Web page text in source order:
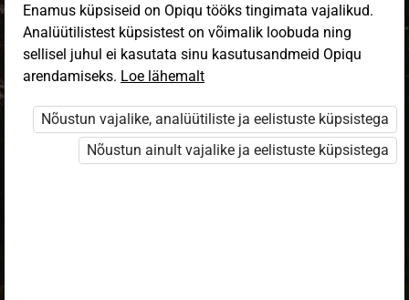
Sisene Opiqusse
Vali, kuidas end tuvastada
eKool
Stuudium
Opiq
HarID
Enamus küpsiseid on Opiqu tööks tingimata vajalikud.
Analüütilistest küpsistest on võimalik loobuda ning
sellisel juhul ei kasutata sinu kasutusandmeid Opiqu
arendamiseks. Loe lähemalt
Nõustun vajalike, analüütiliste ja eelistuste küpsistega
Nõustun ainult vajalike ja eelistuste küpsistega